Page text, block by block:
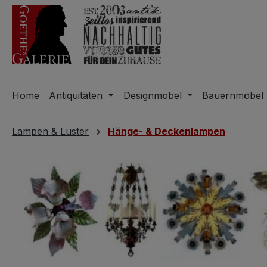
Hauptinhalt springen
Zur Suche springen
Zur Hauptnavigation springen
Home Antiquitäten Designmöbel Bauernmöbel
Lampen & Luster Hänge- & Deckenlampen